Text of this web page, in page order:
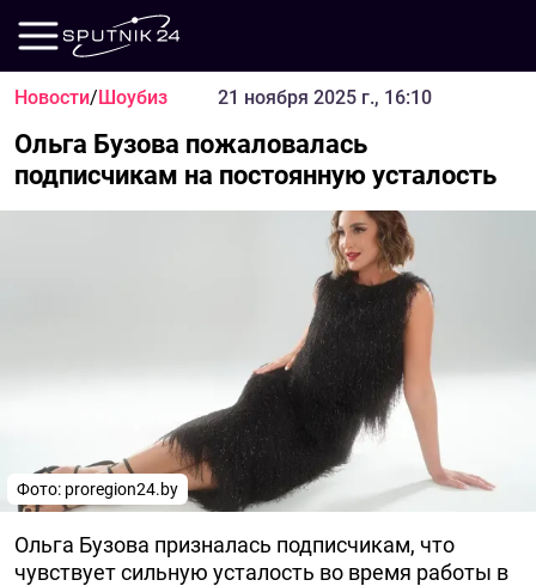
Новости/Шоубиз 21 ноября 2025 г., 16:10
Ольга Бузова пожаловалась
подписчикам на постоянную усталость
Фото: proregion24.by
Ольга Бузова призналась подписчикам, что
чувствует сильную усталость во время работы в